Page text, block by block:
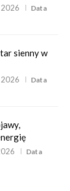
Data
sienny w
Data
Data